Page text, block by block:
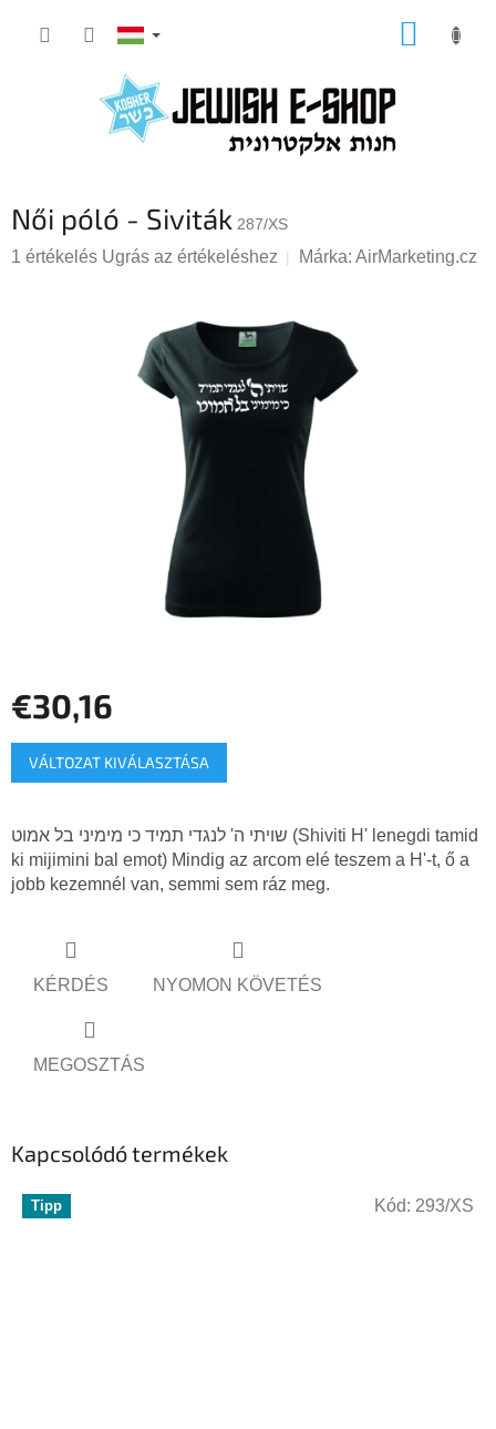
KOSÁR
Női póló - Siviták 287/XS
A
1 értékelés Ugrás az értékeléshez Márka: AirMarketing.cz
€30,16
Egységár:
VÁLTOZAT KIVÁLASZTÁSA
שויתי ה' לנגדי תמיד כי מימיני בל אמוט (Shiviti H' lenegdi tamid
ki mijimini bal emot) Mindig az arcom elé teszem a H'-t, ő a
jobb kezemnél van, semmi sem ráz meg.
KÉRDÉS NYOMON KÖVETÉS
MEGOSZTÁS
Kapcsolódó termékek
Tipp Kód: 293/XS